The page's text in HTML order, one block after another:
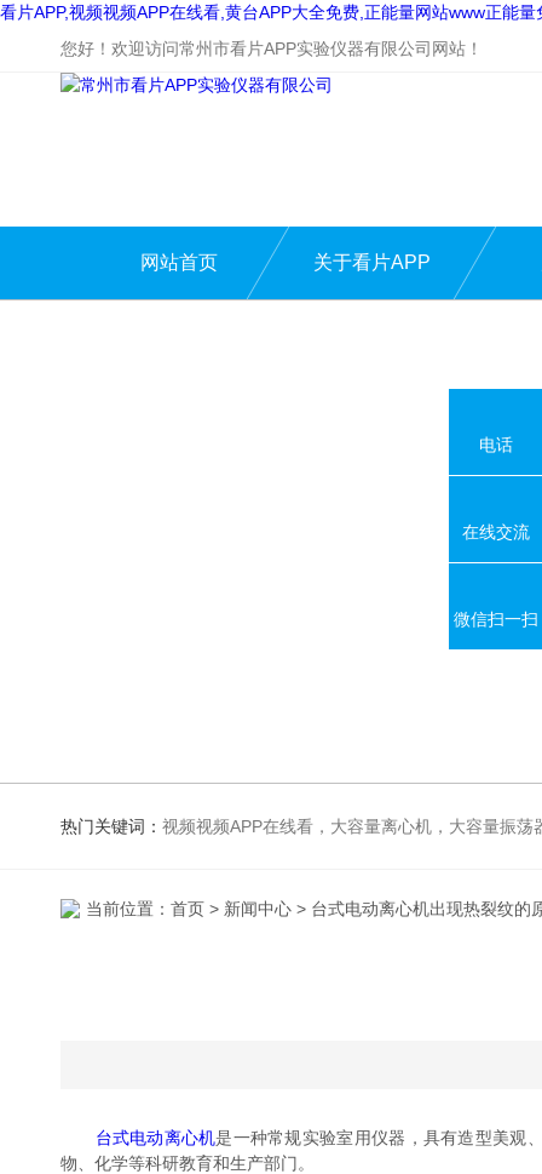
看片APP,视频视频APP在线看,黄台APP大全免费,正能量网站www正能量
您好！欢迎访问常州市看片APP实验仪器有限公司网站！
网站首页 关于看片APP
热门关键词： 视频视频APP在线看，大容量离心机，大容量振荡器，高速冷冻离心机，生化、光照、振荡培养箱，磁力搅拌器
当前位置： 首页 > 新闻中心 > 台式电动离心机出现热裂纹的
台式电动离心机是一种常规实验室用仪器，具有造型美观
物、化学等科研教育和生产部门。
电话
在线交流
微信扫一扫